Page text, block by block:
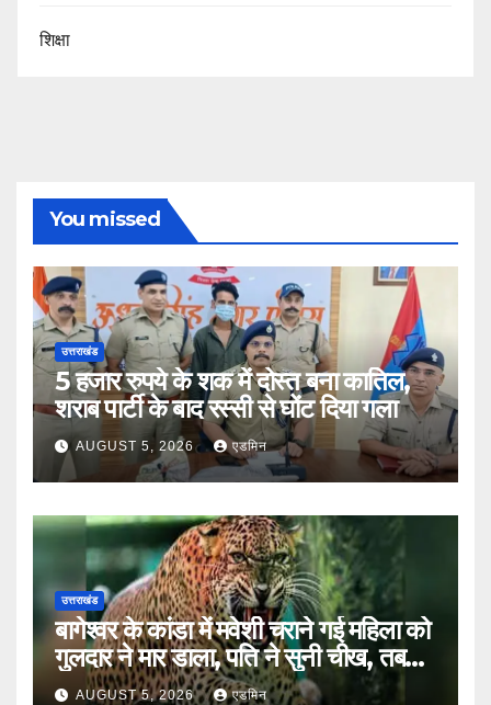
शिक्षा
You missed
उत्तराखंड
5 हजार रुपये के शक में दोस्त बना कातिल,
शराब पार्टी के बाद रस्सी से घोंट दिया गला
AUGUST 5, 2026 एडमिन
उत्तराखंड
बागेश्वर के कांडा में मवेशी चराने गई महिला को
गुलदार ने मार डाला, पति ने सुनी चीख, तब
तक भाग गया हमलावर
AUGUST 5, 2026 एडमिन